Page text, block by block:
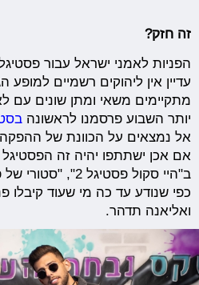
זה חזק?
עדיין אין ליהוקים רשמיים
מתקיימים משאי ומתן שונים עם
יותר השבוע פרסמנו לראשונה
אל נמצאים על הכוונת של
אם אכן ישתתפו יהיה זה
ב"היי סקול פסטיגל
כפי שנודע עד כה מי שעוד קיבלו
ואליאנה תדהר.